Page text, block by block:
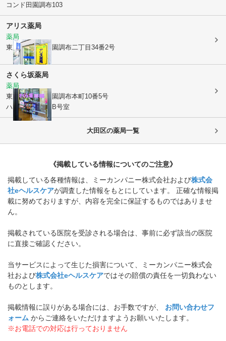
コンド田園調布103
アリス薬局
薬局
東京都大田区田園調布二丁目34番2号
さくら坂薬局
薬局
東京都大田区 田園調布本町10番5号
ハウスアゼリアB号室
大田区の薬局一覧
《掲載している情報についてのご注意》
掲載している各種情報は、ミーカンパニー株式会社および株式会
社eヘルスケアが調査した情報をもとにしています。 正確な情報掲
載に努めておりますが、内容を完全に保証するものではありませ
ん。
掲載されている医院を受診される場合は、事前に必ず該当の医院
に直接ご確認ください。
当サービスによって生じた損害について、ミーカンパニー株式会
社および株式会社eヘルスケアではその賠償の責任を一切負わない
ものとします。
掲載情報に誤りがある場合には、お手数ですが、
お問い合わせフ
ォーム からご連絡をいただけますようお願いいたします。
※お電話での対応は行っておりません